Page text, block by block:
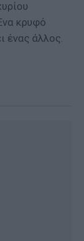
κρυφό
ένας άλλος.